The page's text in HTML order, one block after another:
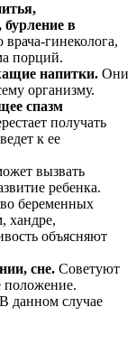
в
гинеколога,
порций.
напитки. Они
организму.
спазм
получать
к ее
вызвать
ребенка.
беременных
хандре,
объясняют
сне. Советуют
положение.
В данном случае